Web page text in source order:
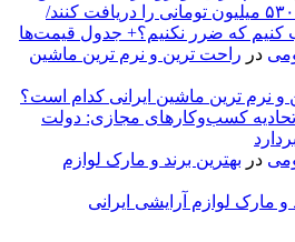
افراد می‌توانند سود ا ۵۳۰ میلیون تومانی را دریافت کنند/
کنیم که ضرر نکنیم؟+ جدول قیمت‌ها
در راحت ترین و نرم ترین ماشین
و نرم ترین ماشین ایرانی کدام است؟
اتحادیه کسب‌وکارهای مجازی: دولت
در بهترین برند و مارک لوازم
و مارک لوازم آرایشی ایرانی